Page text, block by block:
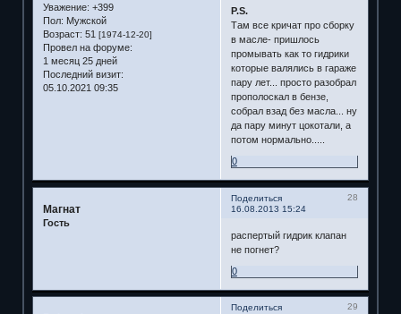
Уважение: +399
Пол: Мужской
Возраст: 51 [1974-12-20]
Провел на форуме:
1 месяц 25 дней
Последний визит:
05.10.2021 09:35
P.S.
Там все кричат про сборку
в масле- пришлось
промывать как то гидрики
которые валялись в гараже
пару лет... просто разобрал
прополоскал в бензе,
собрал взад без масла... ну
да пару минут цокотали, а
потом нормально.....
0
Поделиться
28
16.08.2013 15:24
Магнат
Гость
распертый гидрик клапан
не погнет?
0
Поделиться
29